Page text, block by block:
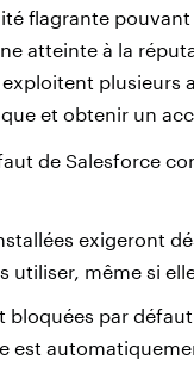
flagrante
atteinte à la
exploitent
et obtenir un
de Salesforce
exigeront
utiliser, même si
bloquées par
est